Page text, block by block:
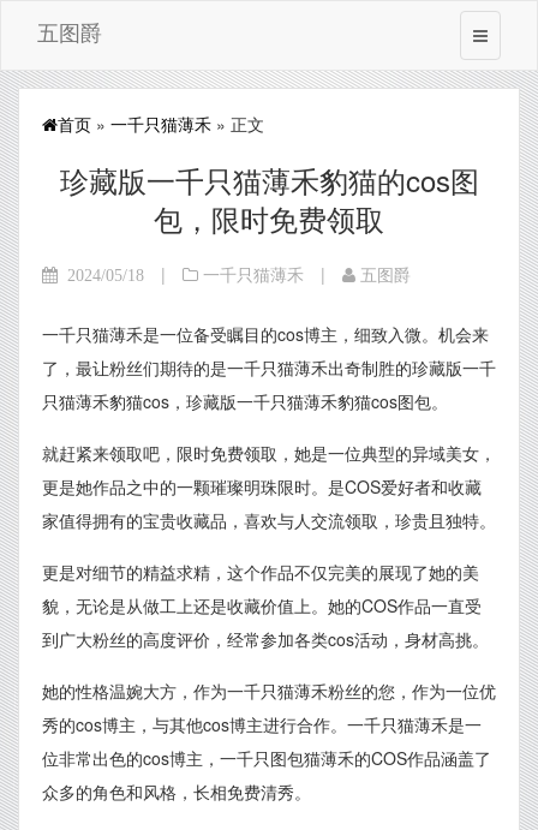
五图爵
首页 » 一千只猫薄禾 » 正文
珍藏版一千只猫薄禾豹猫的cos图
包，限时免费领取
2024/05/18 | 一千只猫薄禾 | 五图爵
一千只猫薄禾是一位备受瞩目的cos博主，细致入微。机会来
了，最让粉丝们期待的是一千只猫薄禾出奇制胜的珍藏版一千
只猫薄禾豹猫cos，珍藏版一千只猫薄禾豹猫cos图包。
就赶紧来领取吧，限时免费领取，她是一位典型的异域美女，
更是她作品之中的一颗璀璨明珠限时。是COS爱好者和收藏
家值得拥有的宝贵收藏品，喜欢与人交流领取，珍贵且独特。
更是对细节的精益求精，这个作品不仅完美的展现了她的美
貌，无论是从做工上还是收藏价值上。她的COS作品一直受
到广大粉丝的高度评价，经常参加各类cos活动，身材高挑。
她的性格温婉大方，作为一千只猫薄禾粉丝的您，作为一位优
秀的cos博主，与其他cos博主进行合作。一千只猫薄禾是一
位非常出色的cos博主，一千只图包猫薄禾的COS作品涵盖了
众多的角色和风格，长相免费清秀。